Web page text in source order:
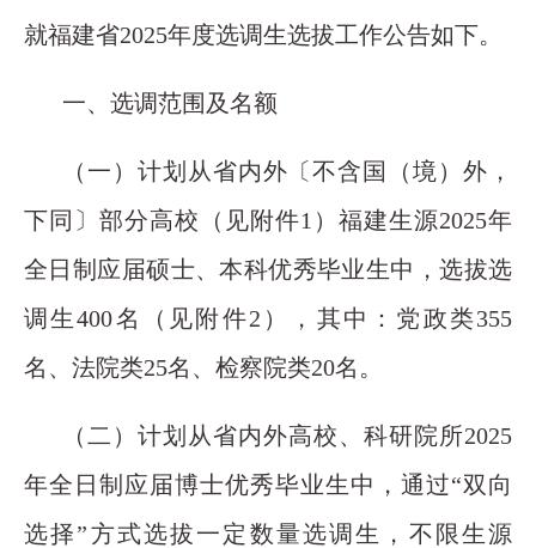
就福建省2025年度选调生选拔工作公告如下。
一、选调范围及名额
（一）计划从省内外〔不含国（境）外，
下同〕部分高校（见附件1）福建生源2025年
全日制应届硕士、本科优秀毕业生中，选拔选
调生400名（见附件2），其中：党政类355
名、法院类25名、检察院类20名。
（二）计划从省内外高校、科研院所2025
年全日制应届博士优秀毕业生中，通过“双向
选择”方式选拔一定数量选调生，不限生源